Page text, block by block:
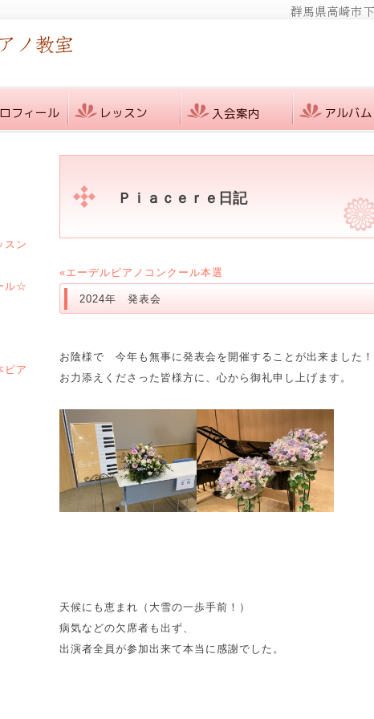
Ｐｉａｃｅｒｅ日記
«エーデルピアノコンクール本選
2024年 発表会
お陰様で 今年も無事に発表会を開催することが出来ました！
お力添えくださった皆様方に、心から御礼申し上げます。
天候にも恵まれ（大雪の一歩手前！）
病気などの欠席者も出ず、
出演者全員が参加出来て本当に感謝でした。
スン
ル☆
ピア